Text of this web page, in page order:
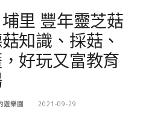
里 豐年靈芝菇
知識、採菇、
好玩又富教育
遊樂園 2021-09-29